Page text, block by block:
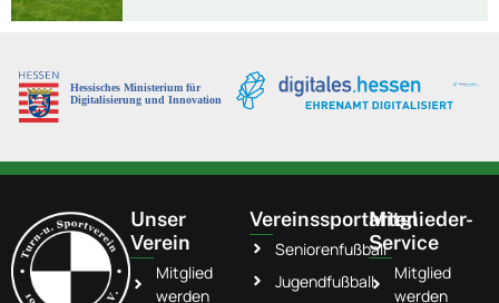
Unser
Verein
Mitglied
werden
Vereinssportarten
Seniorenfußball
Jugendfußball
Mitglieder-
Service
Mitglied
werden